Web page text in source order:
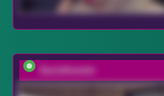
Jucielussie